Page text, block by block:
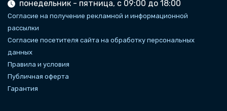
понедельник - пятница, с 09:00 до 18:00
Согласие на получение рекламной и информационной
рассылки
Согласие посетителя сайта на обработку персональных
данных
Правила и условия
Публичная оферта
Гарантия